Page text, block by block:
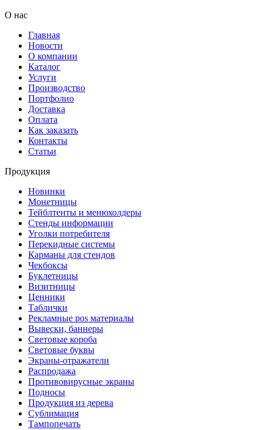
О нас
Главная
Новости
О компании
Каталог
Услуги
Производство
Портфолио
Доставка
Оплата
Как заказать
Контакты
Статьи
Продукция
Новинки
Монетницы
Тейблтенты и менюхолдеры
Стенды информации
Уголки потребителя
Перекидные системы
Карманы для стендов
Чекбоксы
Буклетницы
Визитницы
Ценники
Таблички
Рекламные pos материалы
Вывески, баннеры
Световые короба
Световые буквы
Экраны-отражатели
Распродажа
Противовирусные экраны
Подносы
Продукция из дерева
Сублимация
Тампопечать